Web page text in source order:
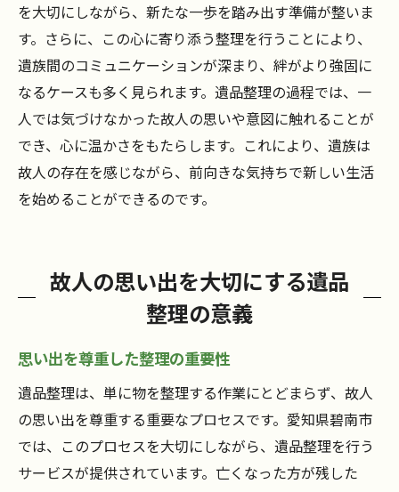
を大切にしながら、新たな一歩を踏み出す準備が整いま
す。さらに、この心に寄り添う整理を行うことにより、
遺族間のコミュニケーションが深まり、絆がより強固に
なるケースも多く見られます。遺品整理の過程では、一
人では気づけなかった故人の思いや意図に触れることが
でき、心に温かさをもたらします。これにより、遺族は
故人の存在を感じながら、前向きな気持ちで新しい生活
を始めることができるのです。
故人の思い出を大切にする遺品
整理の意義
思い出を尊重した整理の重要性
遺品整理は、単に物を整理する作業にとどまらず、故人
の思い出を尊重する重要なプロセスです。愛知県碧南市
では、このプロセスを大切にしながら、遺品整理を行う
サービスが提供されています。亡くなった方が残した